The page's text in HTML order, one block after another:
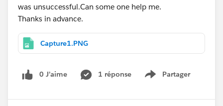
was unsuccessful.Can some one help me.
Thanks in advance.
Capture1.PNG
0 J’aime 1 réponse Partager
Show menu